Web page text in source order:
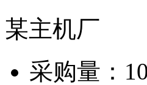
某主机厂
采购量：